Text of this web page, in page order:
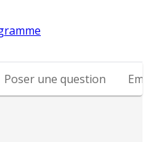
Poser une question